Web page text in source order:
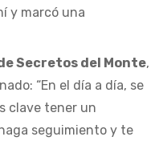
y marcó una
Secretos del Monte,
“En el día a día, se
clave tener un
seguimiento y te